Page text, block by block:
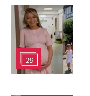
29